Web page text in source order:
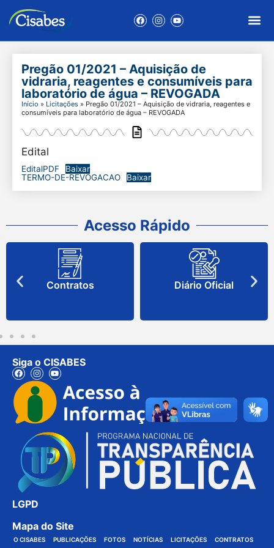
Pregão 01/2021 – Aquisição de
vidraria, reagentes e consumíveis para
laboratório de água – REVOGADA
Início » Licitações » Pregão 01/2021 – Aquisição de vidraria, reagentes e
consumíveis para laboratório de água – REVOGADA
Edital
EditalPDF
Baixar
TERMO-DE-REVOGACAO
Baixar
Acesso Rápido
Contratos Diário Oficial
Siga o CISABES
LGPD
Mapa do Site
O CISABES PUBLICAÇÕES FOTOS NOTÍCIAS LICITAÇÕES CONTRATOS